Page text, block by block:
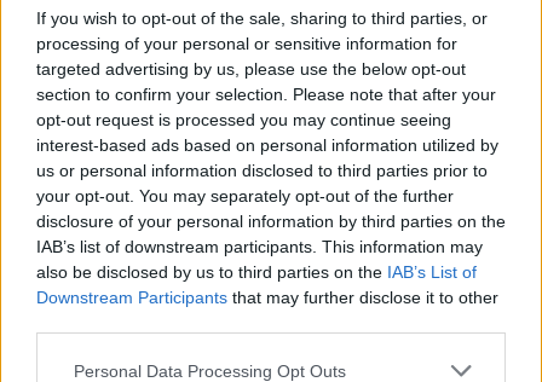
If you wish to opt-out of the sale, sharing to third parties, or
processing of your personal or sensitive information for
targeted advertising by us, please use the below opt-out
section to confirm your selection. Please note that after your
opt-out request is processed you may continue seeing
interest-based ads based on personal information utilized by
us or personal information disclosed to third parties prior to
your opt-out. You may separately opt-out of the further
disclosure of your personal information by third parties on the
IAB’s list of downstream participants. This information may
also be disclosed by us to third parties on the IAB’s List of
Downstream Participants that may further disclose it to other
Please note that this website/app uses one or more Google
Personal Data Processing Opt Outs
επισημαίνει ο σκηνοθέτης της δραματικής
σειράς του Open TV, συμπληρώνοντας: «Οι
άνθρωποι τότε διώχθηκαν από τις εστίες
τους, εξαναγκάστηκαν σε ατελείωτες
πορείες, σε πείνα, δίψα, ληστεύτηκαν και
σφαγιάστηκαν. Πρέπει να γνωρίζουμε την
ιστορία για να αντιμετωπίσουμε το
χειρότερο. Δυστυχώς, η ιστορία
επαναλαμβάνεται.Το ανθρώπινο είδος δεν
μαθαίνει. Από την εποχή του Τρωικού
Πολέμου, που ο Αχιλλέας τσακωνόταν με
τον Αγαμέμνονα για τη Βρισηίδα, το ίδιο